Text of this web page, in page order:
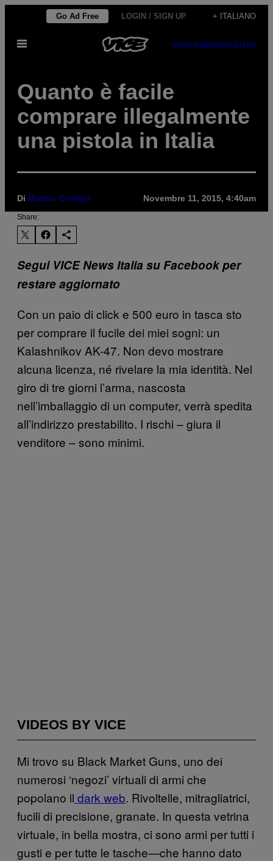
contenuto
Go Ad Free LOGIN / SIGN UP + ITALIANO
Apri
SUBSCRIBENEWSLETTER
Quanto è facile
comprare illegalmente
una pistola in Italia
Di Matteo Civillini Novembre 11, 2015, 4:40am
Share:
Segui VICE News Italia su Facebook per
restare aggiornato
Con un paio di click e 500 euro in tasca sto
per comprare il fucile dei miei sogni: un
Kalashnikov AK-47. Non devo mostrare
alcuna licenza, né rivelare la mia identità. Nel
giro di tre giorni l’arma, nascosta
nell’imballaggio di un computer, verrà spedita
all’indirizzo prestabilito. I rischi – giura il
venditore – sono minimi.
VIDEOS BY VICE
Mi trovo su Black Market Guns, uno dei
numerosi ‘negozi’ virtuali di armi che
popolano il dark web. Rivoltelle, mitragliatrici,
fucili di precisione, granate. In questa vetrina
virtuale, in bella mostra, ci sono armi per tutti i
gusti e per tutte le tasche—che hanno dato